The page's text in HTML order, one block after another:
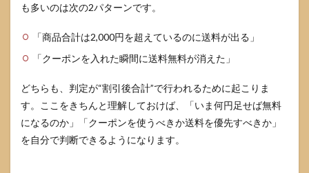
も多いのは次の2パターンです。
「商品合計は2,000円を超えているのに送料が出る」
「クーポンを入れた瞬間に送料無料が消えた」
どちらも、判定が“割引後合計”で行われるために起こりま
す。ここをきちんと理解しておけば、「いま何円足せば無料
になるのか」「クーポンを使うべきか送料を優先すべきか」
を自分で判断できるようになります。